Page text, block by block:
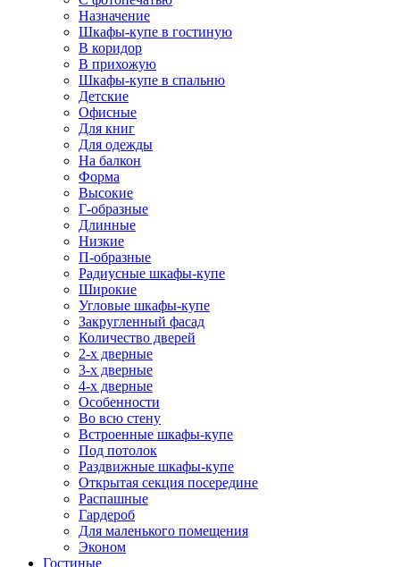
Назначение
Шкафы-купе в гостиную
В коридор
В прихожую
Шкафы-купе в спальню
Детские
Офисные
Для книг
Для одежды
На балкон
Форма
Высокие
Г-образные
Длинные
Низкие
П-образные
Радиусные шкафы-купе
Широкие
Угловые шкафы-купе
Закругленный фасад
Количество дверей
2-х дверные
3-х дверные
4-х дверные
Особенности
Во всю стену
Встроенные шкафы-купе
Под потолок
Раздвижные шкафы-купе
Открытая секция посередине
Распашные
Гардероб
Для маленького помещения
Эконом
Гостиные